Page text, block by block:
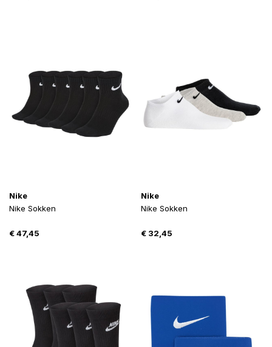
Nike
Nike Sokken
€47,45
Nike
Nike Sokken
€32,45